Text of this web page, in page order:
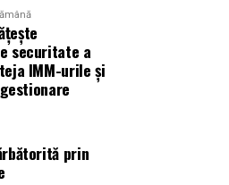
cald este momentul
descoperi parfumuri
de nișă. Iar
demonstrează că
și accesibilitatea
securitate a
IMM-urile și
prin